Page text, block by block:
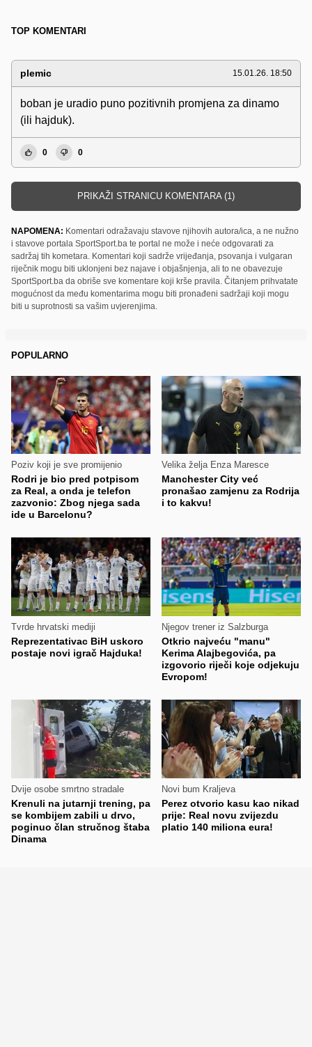
TOP KOMENTARI
plemic 15.01.26. 18:50
boban je uradio puno pozitivnih promjena za dinamo
(ili hajduk).
0 0
PRIKAŽI STRANICU KOMENTARA (1)
NAPOMENA: Komentari odražavaju stavove njihovih autora/ica, a ne nužno
i stavove portala SportSport.ba te portal ne može i neće odgovarati za
sadržaj tih kometara. Komentari koji sadrže vrijeđanja, psovanja i vulgaran
riječnik mogu biti uklonjeni bez najave i objašnjenja, ali to ne obavezuje
SportSport.ba da obriše sve komentare koji krše pravila. Čitanjem prihvatate
mogućnost da među komentarima mogu biti pronađeni sadržaji koji mogu
biti u suprotnosti sa vašim uvjerenjima.
POPULARNO
Poziv koji je sve promijenio
Rodri je bio pred potpisom
za Real, a onda je telefon
zazvonio: Zbog njega sada
ide u Barcelonu?
Velika želja Enza Maresce
Manchester City već
pronašao zamjenu za Rodrija
i to kakvu!
Tvrde hrvatski mediji
Reprezentativac BiH uskoro
postaje novi igrač Hajduka!
Njegov trener iz Salzburga
Otkrio najveću "manu"
Kerima Alajbegovića, pa
izgovorio riječi koje odjekuju
Evropom!
Dvije osobe smrtno stradale
Krenuli na jutarnji trening, pa
se kombijem zabili u drvo,
poginuo član stručnog štaba
Dinama
Novi bum Kraljeva
Perez otvorio kasu kao nikad
prije: Real novu zvijezdu
platio 140 miliona eura!